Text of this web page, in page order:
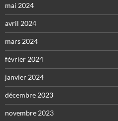
mai 2024
avril 2024
mars 2024
février 2024
janvier 2024
décembre 2023
novembre 2023